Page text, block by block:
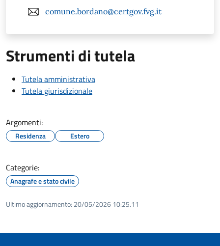
comune.bordano@certgov.fvg.it
Strumenti di tutela
Tutela amministrativa
Tutela giurisdizionale
Argomenti:
Residenza Estero
Categorie:
Anagrafe e stato civile
Ultimo aggiornamento: 20/05/2026 10:25.11